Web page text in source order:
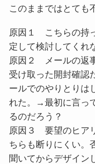
このままではとても
原因１ こちらの持
定して検討してくれ
原因２ メールの返
受け取った開封確認
ールでのやりとりは
れた。→最初に言っ
るのだろう？
原因３ 要望のヒア
ちらも断りにくい。
聞いてからデザイン